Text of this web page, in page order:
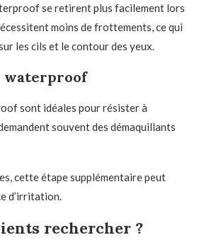
se retirent plus facilement lors
moins de frottements, ce qui
les cils et le contour des yeux.
waterproof
sont idéales pour résister à
souvent des démaquillants
cette étape supplémentaire peut
d’irritation.
rechercher ?